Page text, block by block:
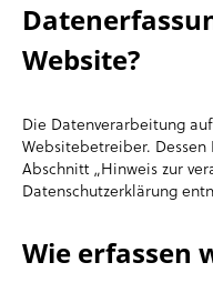
Website?
Die Datenverarbeitung
Websitebetreiber.
Abschnitt „Hinweis zur
Datenschutzerklärung
Wie erfassen